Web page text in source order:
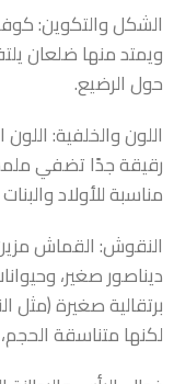
الشكل والتكوين:
ويمتد منها ضلعان
حول الرضيع.
اللون والخلفية:
رقيقة جدًا تضفي
مناسبة للأولاد
النقوش: القماش
ديناصور صغير،
برتقالية صغيرة
لكنها متناسقة